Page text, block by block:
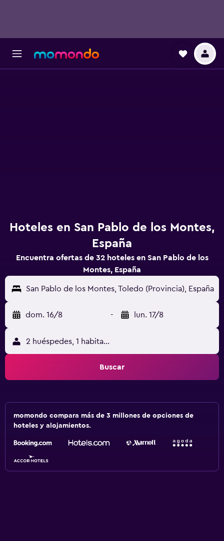
Hoteles en San Pablo de los Montes,
España
Encuentra ofertas de 32 hoteles en San Pablo de los
Montes, España
San Pablo de los Montes, Toledo (Provincia), España
dom. 16/8 - lun. 17/8
2 huéspedes, 1 habitación
Buscar
momondo compara más de 3 millones de opciones de
hoteles y alojamientos.